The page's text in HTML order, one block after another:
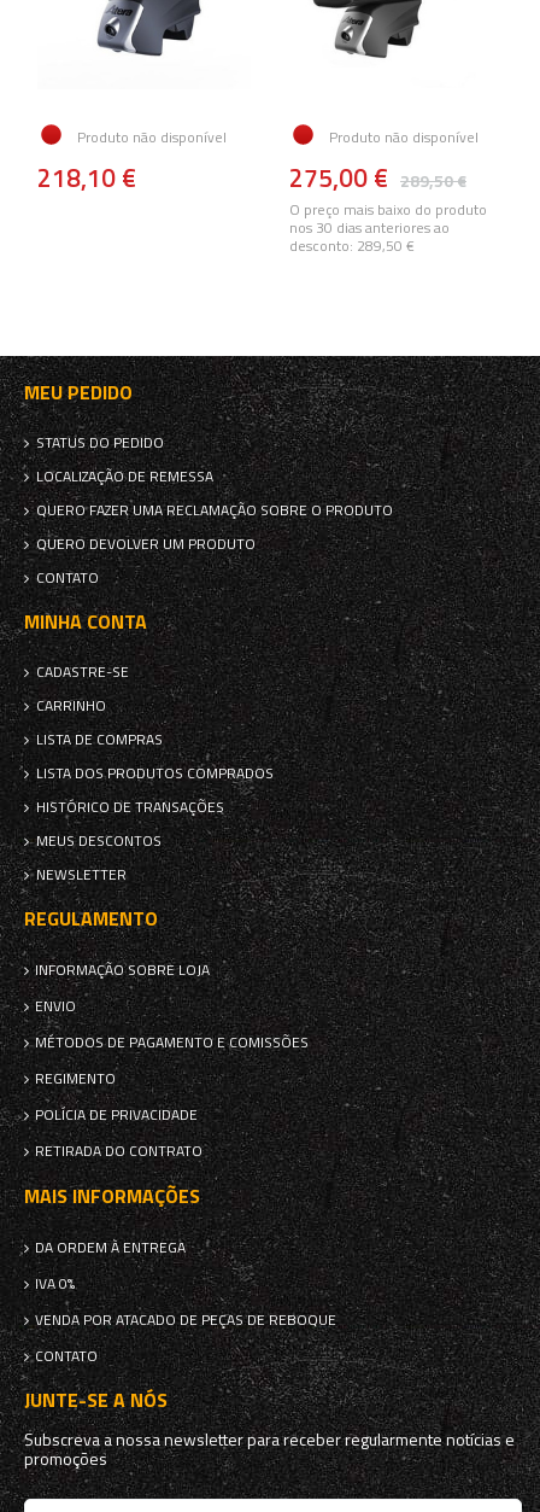
Produto não disponível
218,10 €
Produto não disponível
289,50 €
275,00 €
O preço mais baixo do produto
nos 30 dias anteriores ao
desconto: 289,50 €
MEU PEDIDO
STATUS DO PEDIDO
LOCALIZAÇÃO DE REMESSA
QUERO FAZER UMA RECLAMAÇÃO SOBRE O PRODUTO
QUERO DEVOLVER UM PRODUTO
CONTATO
MINHA CONTA
CADASTRE-SE
CARRINHO
LISTA DE COMPRAS
LISTA DOS PRODUTOS COMPRADOS
HISTÓRICO DE TRANSAÇÕES
MEUS DESCONTOS
NEWSLETTER
REGULAMENTO
INFORMAÇÃO SOBRE LOJA
ENVIO
MÉTODOS DE PAGAMENTO E COMISSÕES
REGIMENTO
POLÍCIA DE PRIVACIDADE
RETIRADA DO CONTRATO
MAIS INFORMAÇÕES
DA ORDEM À ENTREGA
IVA 0%
VENDA POR ATACADO DE PEÇAS DE REBOQUE
CONTATO
JUNTE-SE A NÓS
Subscreva a nossa newsletter para receber regularmente notícias e
promoções